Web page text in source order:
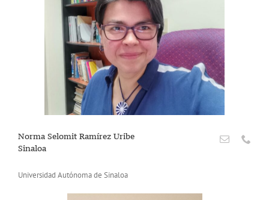
Norma Selomit Ramírez Uribe
Sinaloa
Universidad Autónoma de Sinaloa